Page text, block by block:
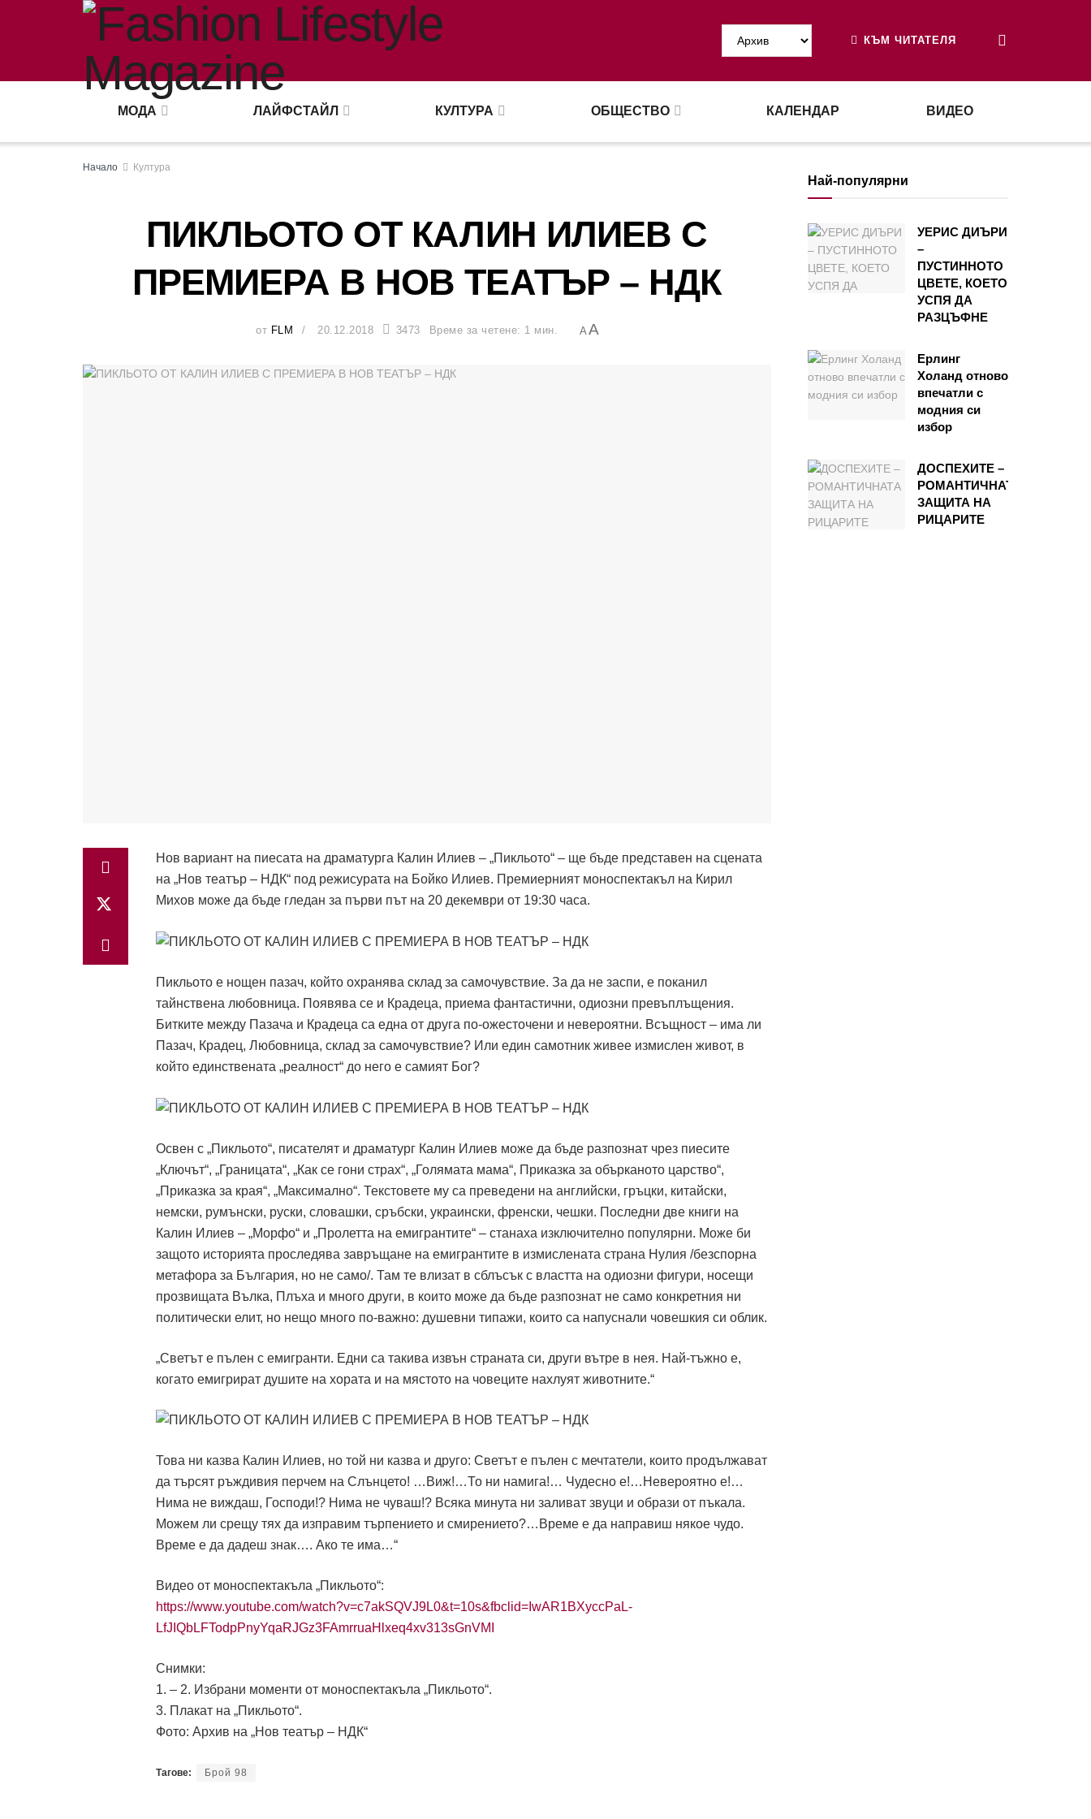
КЪМ ЧИТАТЕЛЯ
МОДА ЛАЙФСТАЙЛ КУЛТУРА ОБЩЕСТВО КАЛЕНДАР ВИДЕО
Начало Култура
ПИКЛЬОТО ОТ КАЛИН ИЛИЕВ С
ПРЕМИЕРА В НОВ ТЕАТЪР – НДК
от FLM 20.12.2018 3473 Време за четене: 1 мин. AA
Нов вариант на пиесата на драматурга Калин Илиев – „Пикльото“ – ще бъде представен на сцената
на „Нов театър – НДК“ под режисурата на Бойко Илиев. Премиерният моноспектакъл на Кирил
Михов може да бъде гледан за първи път на 20 декември от 19:30 часа.
Пикльото е нощен пазач, който охранява склад за самочувствие. За да не заспи, е поканил
тайнствена любовница. Появява се и Крадеца, приема фантастични, одиозни превъплъщения.
Битките между Пазача и Крадеца са една от друга по-ожесточени и невероятни. Всъщност – има ли
Пазач, Крадец, Любовница, склад за самочувствие? Или един самотник живее измислен живот, в
който единствената „реалност“ до него е самият Бог?
Освен с „Пикльото“, писателят и драматург Калин Илиев може да бъде разпознат чрез пиесите
„Ключът“, „Границата“, „Как се гони страх“, „Голямата мама“, Приказка за обърканото царство“,
„Приказка за края“, „Максимално“. Текстовете му са преведени на английски, гръцки, китайски,
немски, румънски, руски, словашки, сръбски, украински, френски, чешки. Последни две книги на
Калин Илиев – „Морфо“ и „Пролетта на емигрантите“ – станаха изключително популярни. Можe би
защото историята проследява завръщане на емигрантите в измислената страна Нулия /безспорна
метафора за България, но не само/. Там те влизат в сблъсък с властта на одиозни фигури, носещи
прозвищата Вълка, Плъха и много други, в които може да бъде разпознат не само конкретния ни
политически елит, но нещо много по-важно: душевни типажи, които са напуснали човешкия си облик.
„Светът е пълен с емигранти. Едни са такива извън страната си, други вътре в нея. Най-тъжно е,
когато емигрират душите на хората и на мястото на човеците нахлуят животните.“
Това ни казва Калин Илиев, но той ни казва и друго: Светът е пълен с мечтатели, които продължават
да търсят ръждивия перчем на Слънцето! …Виж!…То ни намига!… Чудесно е!…Невероятно е!…
Нима не виждаш, Господи!? Нима не чуваш!? Всяка минута ни заливат звуци и образи от пъкала.
Можем ли срещу тях да изправим търпението и смирението?…Време е да направиш някое чудо.
Време е да дадеш знак…. Ако те има…“
Видео от моноспектакъла „Пикльото“:
https://www.youtube.com/watch?v=c7akSQVJ9L0&t=10s&fbclid=IwAR1BXyccPaL-
LfJIQbLFTodpPnyYqaRJGz3FAmrruaHlxeq4xv313sGnVMI
Снимки:
1. – 2. Избрани моменти от моноспектакъла „Пикльото“.
3. Плакат на „Пикльото“.
Фото: Архив на „Нов театър – НДК“
Тагове: Брой 98
Най-популярни
УЕРИС ДИЪРИ
–
ПУСТИННОТО
ЦВЕТЕ, КОЕТО
УСПЯ ДА
РАЗЦЪФНЕ
Ерлинг
Холанд отново
впечатли с
модния си
избор
ДОСПЕХИТЕ –
РОМАНТИЧНАТА
ЗАЩИТА НА
РИЦАРИТЕ